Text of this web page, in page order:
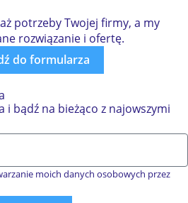
potrzeby Twojej firmy, a my
rozwiązanie i ofertę.
do formularza
i bądź na bieżąco z najowszymi
moich danych osobowych przez